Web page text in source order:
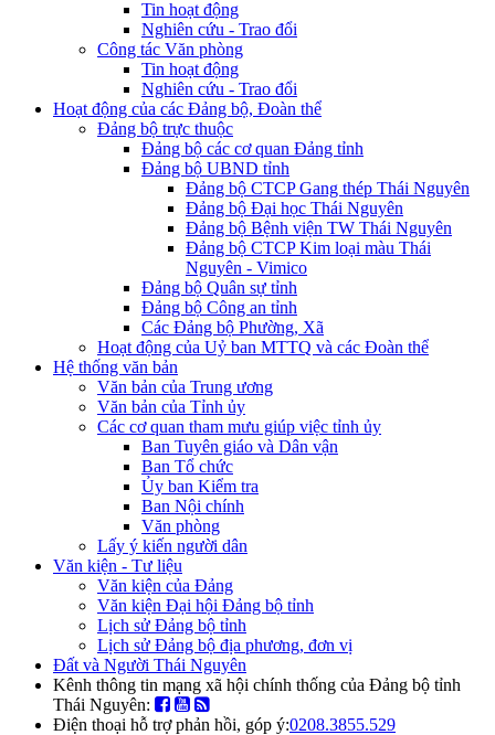
Tin hoạt động
Nghiên cứu - Trao đổi
Công tác Văn phòng
Tin hoạt động
Nghiên cứu - Trao đổi
Hoạt động của các Đảng bộ, Đoàn thể
Đảng bộ trực thuộc
Đảng bộ các cơ quan Đảng tỉnh
Đảng bộ UBND tỉnh
Đảng bộ CTCP Gang thép Thái Nguyên
Đảng bộ Đại học Thái Nguyên
Đảng bộ Bệnh viện TW Thái Nguyên
Đảng bộ CTCP Kim loại màu Thái
Nguyên - Vimico
Đảng bộ Quân sự tỉnh
Đảng bộ Công an tỉnh
Các Đảng bộ Phường, Xã
Hoạt động của Uỷ ban MTTQ và các Đoàn thể
Hệ thống văn bản
Văn bản của Trung ương
Văn bản của Tỉnh ủy
Các cơ quan tham mưu giúp việc tỉnh ủy
Ban Tuyên giáo và Dân vận
Ban Tổ chức
Ủy ban Kiểm tra
Ban Nội chính
Văn phòng
Lấy ý kiến người dân
Văn kiện - Tư liệu
Văn kiện của Đảng
Văn kiện Đại hội Đảng bộ tỉnh
Lịch sử Đảng bộ tỉnh
Lịch sử Đảng bộ địa phương, đơn vị
Đất và Người Thái Nguyên
Kênh thông tin mạng xã hội chính thống của Đảng bộ tỉnh
Thái Nguyên:
Điện thoại hỗ trợ phản hồi, góp ý:0208.3855.529